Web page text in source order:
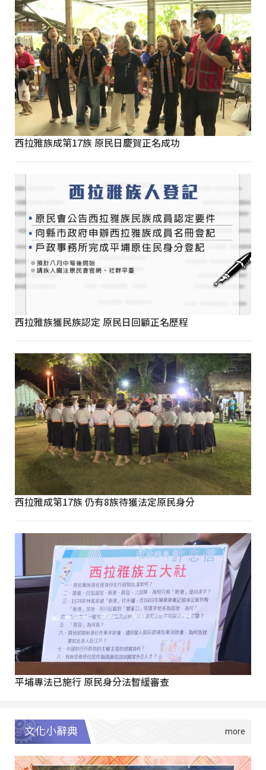
西拉雅族成第17族 原民日慶賀正名成功
西拉雅族獲民族認定 原民日回顧正名歷程
西拉雅成第17族 仍有8族待獲法定原民身分
平埔專法已施行 原民身分法暫緩審查
文化小辭典